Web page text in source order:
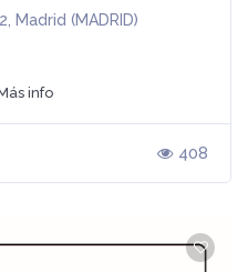
Madrid (MADRID)
info
408